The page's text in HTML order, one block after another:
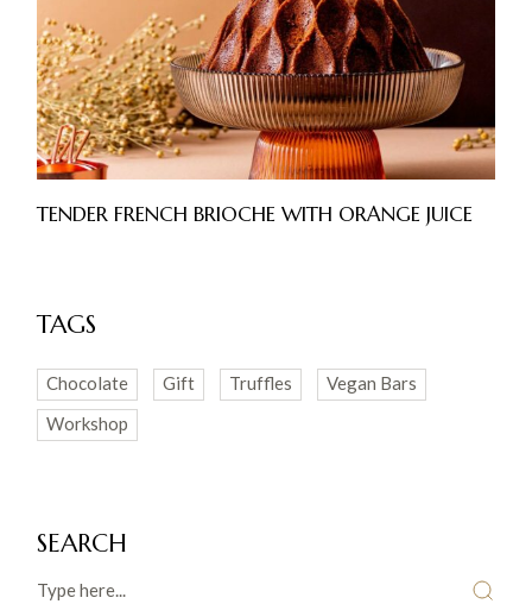
TENDER FRENCH BRIOCHE WITH ORANGE JUICE
TAGS
Chocolate Gift Truffles
Vegan Bars
Workshop
SEARCH